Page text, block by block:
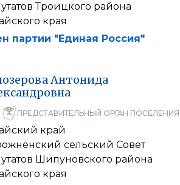
Троицкого района
края
партии "Единая Россия"
Антонида
ПРЕДСТАВИТЕЛЬНЫЙ ОРГАН ПОСЕЛЕНИЯ
край
сельский Совет
Шипуновского района
края